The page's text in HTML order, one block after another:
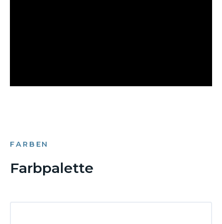
FARBEN
Farbpalette